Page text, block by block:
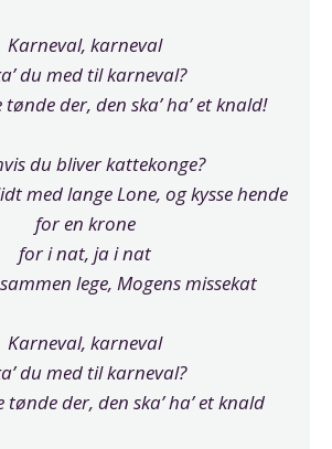
Karneval, karneval
du med til karneval?
der, den ska’ ha’ et knald!
du bliver kattekonge?
med lange Lone, og kysse hende
for en krone
for i nat, ja i nat
lege, Mogens missekat
Karneval, karneval
du med til karneval?
tønde der, den ska’ ha’ et knald